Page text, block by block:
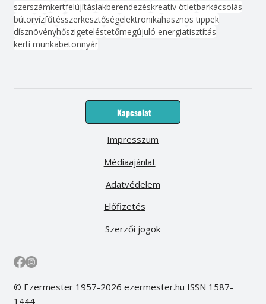
szerszámkertfelújításlakberendezéskreatív ötletbarkácsolás
bútorvízfűtésszerkesztőségelektronikahasznos tippek
dísznövényhőszigeteléstetőmegújuló energiatisztítás
kerti munkabetonnyár
Kapcsolat
Médiaajánlat
Előfizetés
Impresszum
Adatvédelem
Szerzői jogok
© Ezermester 1957-2026 ezermester.hu ISSN 1587-
1444